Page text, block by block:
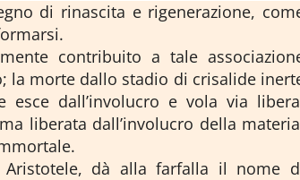
di rinascita e rigenerazione,
contribuito a tale
la morte dallo stadio di crisalide
dall’involucro e vola via
liberata dall’involucro della
dà alla farfalla il nome